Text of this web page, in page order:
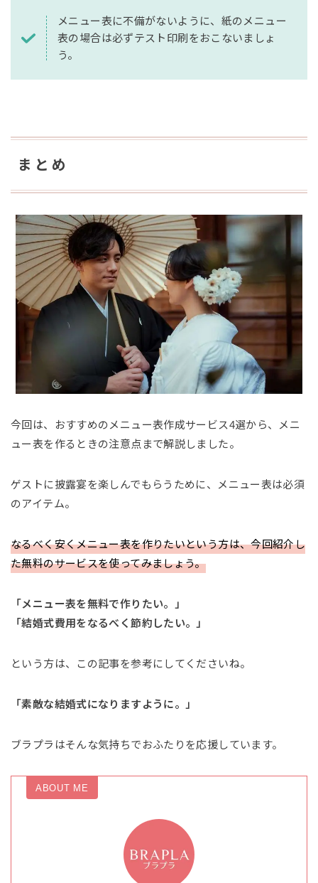
メニュー表に不備がないように、紙のメニュー
表の場合は必ずテスト印刷をおこないましょ
う。
まとめ
今回は、おすすめのメニュー表作成サービス4選から、メニ
ュー表を作るときの注意点まで解説しました。
ゲストに披露宴を楽しんでもらうために、メニュー表は必須
のアイテム。
なるべく安くメニュー表を作りたいという方は、今回紹介し
た無料のサービスを使ってみましょう。
「メニュー表を無料で作りたい。」
「結婚式費用をなるべく節約したい。」
という方は、この記事を参考にしてくださいね。
「素敵な結婚式になりますように。」
ブラプラはそんな気持ちでおふたりを応援しています。
ABOUT ME